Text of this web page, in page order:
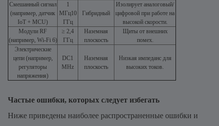
Смешанный сигнал
(например, датчик
IoT + MCU)
1
МГц10
ГГц
Гибридный
Изолирует аналоговый/
цифровой при работе на
высокой скорости.
Модули RF
(например, Wi-Fi 6)
≥ 2,4
ГГц
Наземная
плоскость
Щиты от внешних
помех.
Электрические
цепи (например,
регуляторы
напряжения)
DC1
MHz
Наземная
плоскость
Низкая импеданс для
высоких токов.
Частые ошибки, которых следует избегать
Ниже приведены наиболее распространенные ошибки и